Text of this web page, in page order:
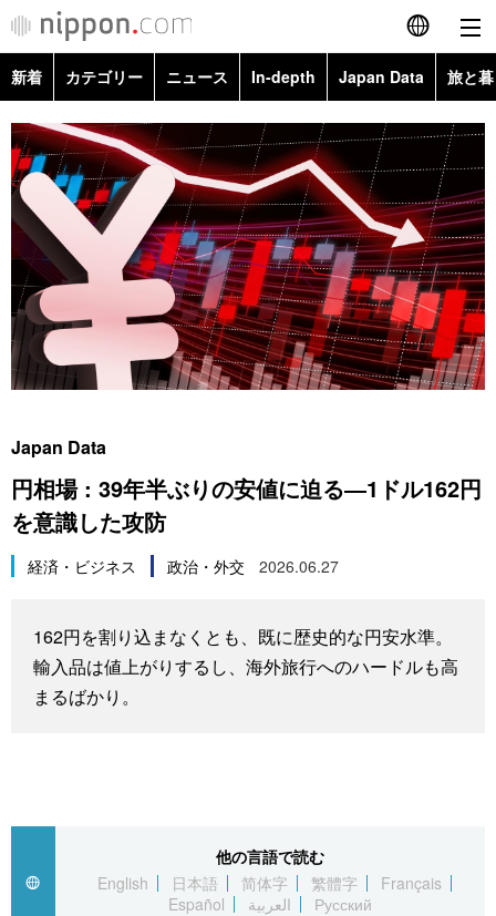
English
简体字
繁體字
Français
Español
العربية
カテゴリー
政治・外交
経済・ビジネス
社会
文化
暮らし
ニュース
トップ
In-depth
旅と暮らし
動画/Live
Cinema
新着 カテゴリー ニュース In-depth Japan Data 旅と
政治・外交
経済・ビジネス
国際・海外
社会
文化
スポーツ・東京2020
Topics
Images
People
東京
お知らせ
Japan Data
円相場 : 39年半ぶりの安値に迫る―1ドル162円
を意識した攻防
経済・ビジネス 政治・外交 2026.06.27
162円を割り込まなくとも、既に歴史的な円安水準。
輸入品は値上がりするし、海外旅行へのハードルも高
まるばかり。
他の言語で読む
English
日本語 简体字 繁體字
Français
Español
العربية Русский